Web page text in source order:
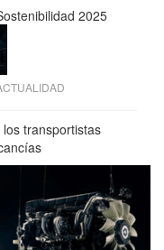
2025
transportistas